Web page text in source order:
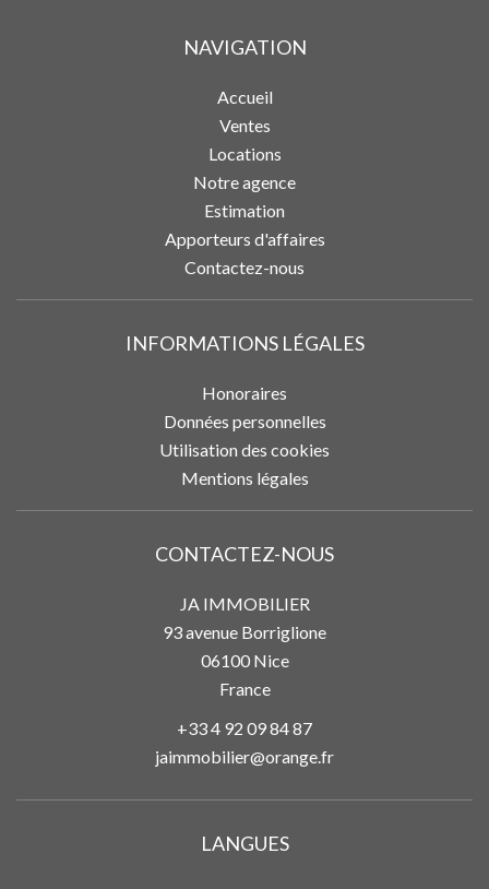
NAVIGATION
Accueil
Ventes
Locations
Notre agence
Estimation
Apporteurs d'affaires
Contactez-nous
INFORMATIONS LÉGALES
Honoraires
Données personnelles
Utilisation des cookies
Mentions légales
CONTACTEZ-NOUS
JA IMMOBILIER
93 avenue Borriglione
06100Nice
France
+33 4 92 09 84 87
jaimmobilier@orange.fr
LANGUES